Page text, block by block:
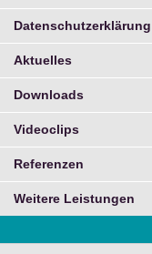
Datenschutzerklärung
Aktuelles
Downloads
Videoclips
Referenzen
Weitere Leistungen